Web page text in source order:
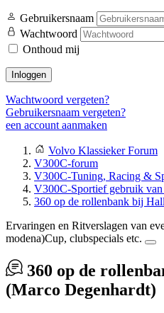
Gebruikersnaam
Wachtwoord
Onthoud mij
Inloggen
Wachtwoord vergeten?
Gebruikersnaam vergeten?
een account aanmaken
Volvo Klassieker Forum
V300C-forum
V300C-Tuning, Racing &
V300C-Sportief gebruik van
360 op de rollenbank bij
Ervaringen en Ritverslagen van
modena)Cup, clubspecials etc.
360 op de
(Marco Degenhardt)